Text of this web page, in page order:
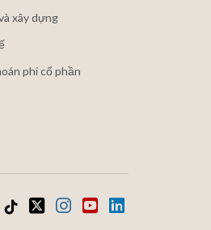
xây dựng
phi cổ phần
TiktokTwitterInstagram
youtubeLinkedIn